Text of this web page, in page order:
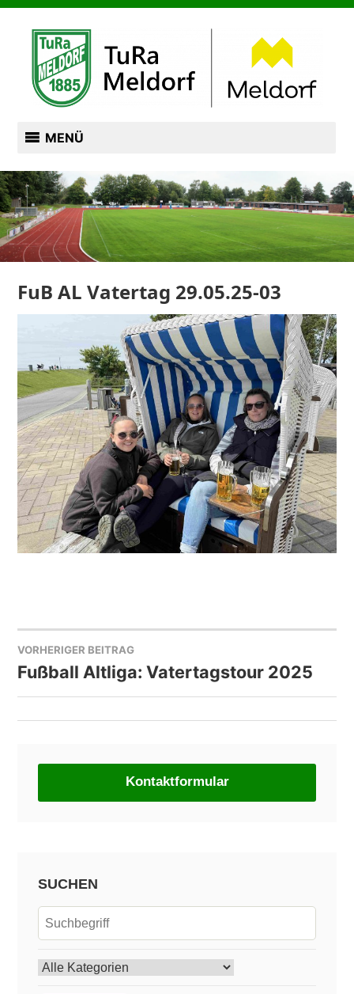
Zum
Inhalt
springen
MENÜ
FuB AL Vatertag 29.05.25-03
BEITRAGSNAVIGATION
VORHERIGER BEITRAG
Fußball Altliga: Vatertagstour 2025
Kontaktformular
SUCHEN